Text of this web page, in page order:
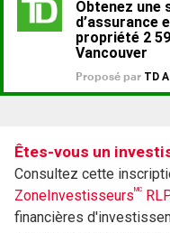
Êtes-vous un
Consultez cette
ZoneInvestisseursMC
financières